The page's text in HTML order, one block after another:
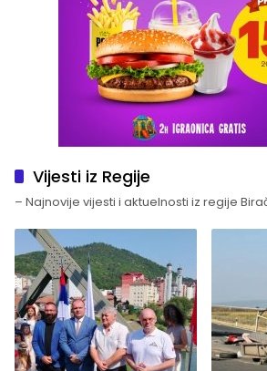
Vijesti iz Regije
– Najnovije vijesti i aktuelnosti iz regije